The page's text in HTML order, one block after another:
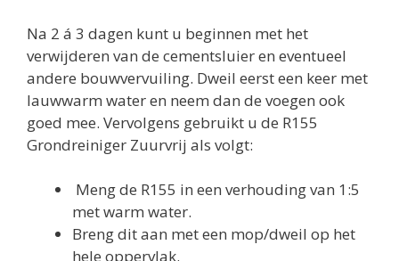
Na 2 á 3 dagen kunt u beginnen met het
verwijderen van de cementsluier en eventueel
andere bouwvervuiling. Dweil eerst een keer met
lauwwarm water en neem dan de voegen ook
goed mee. Vervolgens gebruikt u de R155
Grondreiniger Zuurvrij als volgt:
Meng de R155 in een verhouding van 1:5
met warm water.
Breng dit aan met een mop/dweil op het
hele oppervlak.